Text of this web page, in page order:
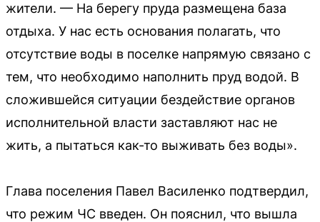
жители. — На берегу пруда размещена база
отдыха. У нас есть основания полагать, что
отсутствие воды в поселке напрямую связано с
тем, что необходимо наполнить пруд водой. В
сложившейся ситуации бездействие органов
исполнительной власти заставляют нас не
жить, а пытаться как-то выживать без воды».
Глава поселения Павел Василенко подтвердил,
что режим ЧС введен. Он пояснил, что вышла